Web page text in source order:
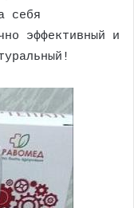
себя
эффективный и